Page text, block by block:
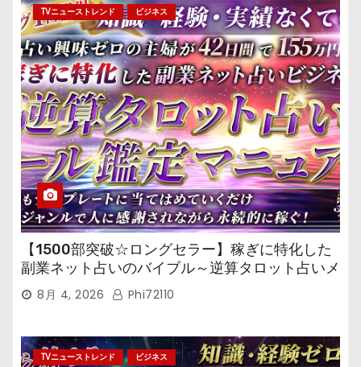
TVニューストレンド ビジネス
【1500部突破☆ロングセラー】稼ぎに特化した
副業ネット占いのバイブル～逆算タロット占いメ
ール鑑定マニュアル～
8月 4, 2026 Phi72110
TVニューストレンド ビジネス